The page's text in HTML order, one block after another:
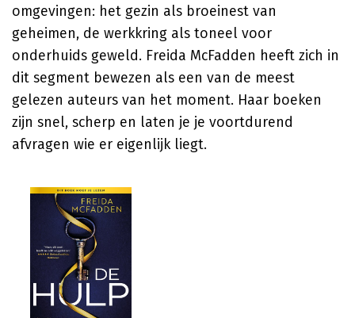
omgevingen: het gezin als broeinest van
geheimen, de werkkring als toneel voor
onderhuids geweld. Freida McFadden heeft zich in
dit segment bewezen als een van de meest
gelezen auteurs van het moment. Haar boeken
zijn snel, scherp en laten je je voortdurend
afvragen wie er eigenlijk liegt.